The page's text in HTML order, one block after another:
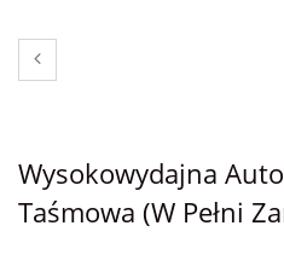
Wysokowydajna
Taśmowa (w Pełni